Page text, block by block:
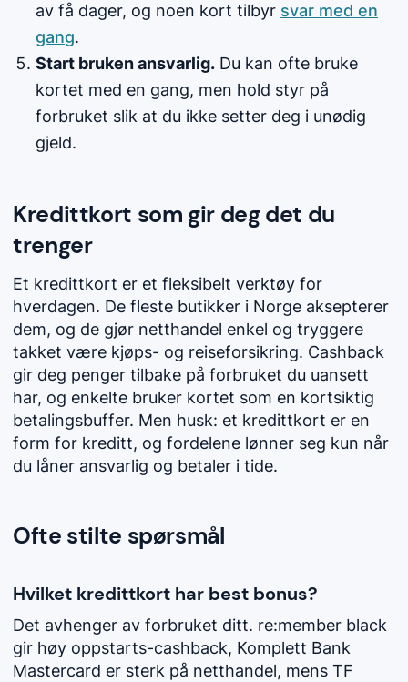
av få dager, og noen kort tilbyr svar med en
gang.
Start bruken ansvarlig. Du kan ofte bruke
kortet med en gang, men hold styr på
forbruket slik at du ikke setter deg i unødig
gjeld.
Kredittkort som gir deg det du
trenger
Et kredittkort er et fleksibelt verktøy for
hverdagen. De fleste butikker i Norge aksepterer
dem, og de gjør netthandel enkel og tryggere
takket være kjøps- og reiseforsikring. Cashback
gir deg penger tilbake på forbruket du uansett
har, og enkelte bruker kortet som en kortsiktig
betalingsbuffer. Men husk: et kredittkort er en
form for kreditt, og fordelene lønner seg kun når
du låner ansvarlig og betaler i tide.
Ofte stilte spørsmål
Hvilket kredittkort har best bonus?
Det avhenger av forbruket ditt. re:member black
gir høy oppstarts-cashback, Komplett Bank
Mastercard er sterk på netthandel, mens TF